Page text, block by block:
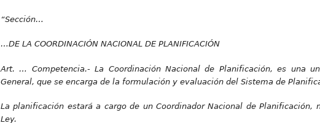
“Sección…
…DE LA COORDINACIÓN NACIONAL DE PLANIFICACIÓN
Art. … Competencia.-La Coordinación Nacional de Planificación, es una
General, que se encarga de la formulación y evaluación del Sistema de
La planificación estará a cargo de un Coordinador Nacional de
Ley.